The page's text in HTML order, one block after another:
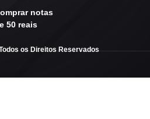
notas
50 reais
os Direitos Reservados